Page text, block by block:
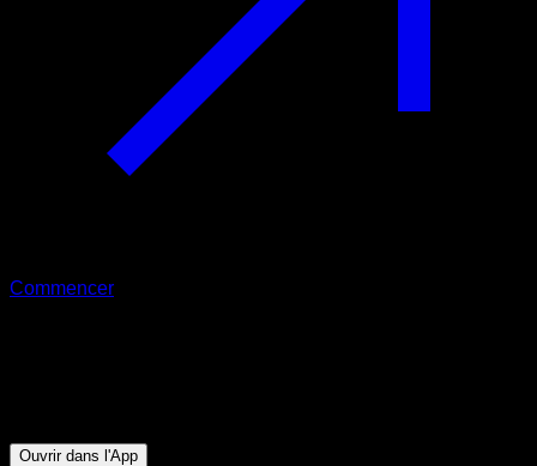
Commencer
Ouvrir dans l'App